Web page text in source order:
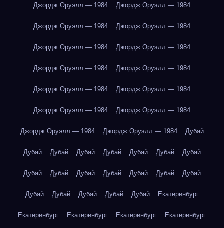
Джордж Оруэлл — 1984 Джордж Оруэлл — 1984
Джордж Оруэлл — 1984 Джордж Оруэлл — 1984
Джордж Оруэлл — 1984 Джордж Оруэлл — 1984
Джордж Оруэлл — 1984 Джордж Оруэлл — 1984
Джордж Оруэлл — 1984 Джордж Оруэлл — 1984
Джордж Оруэлл — 1984 Джордж Оруэлл — 1984
Джордж Оруэлл — 1984 Джордж Оруэлл — 1984 Дубай
Дубай Дубай Дубай Дубай Дубай Дубай Дубай
Дубай Дубай Дубай Дубай Дубай Дубай Дубай
Дубай Дубай Дубай Дубай Дубай Екатеринбург
Екатеринбург Екатеринбург Екатеринбург Екатеринбург